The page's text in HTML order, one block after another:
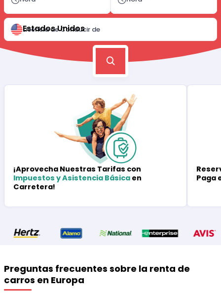
Licencia de Conducir de
Estados Unidos
¡Aprovecha Nuestras Tarifas con
Impuestos y Asistencia Básica en
Carretera!
Paga
Preguntas frecuentes sobre la renta de
carros en Europa